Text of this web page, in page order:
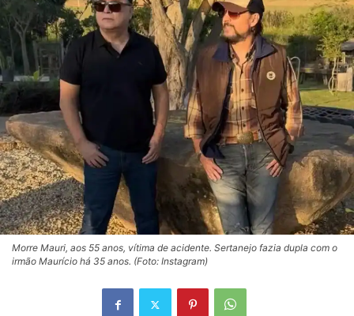
Morre Mauri, aos 55 anos, vítima de acidente. Sertanejo fazia dupla com o
irmão Maurício há 35 anos. (Foto: Instagram)